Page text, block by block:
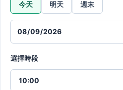
今天 明天 週末
選擇時段